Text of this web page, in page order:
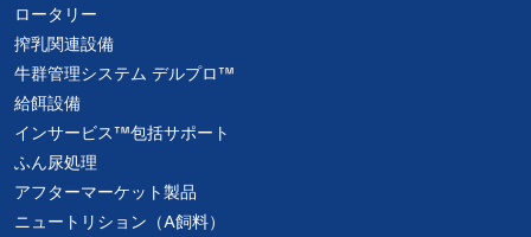
ロータリー
搾乳関連設備
牛群管理システム デルプロ™
給餌設備
インサービス™包括サポート
ふん尿処理
アフターマーケット製品
ニュートリション（A飼料）